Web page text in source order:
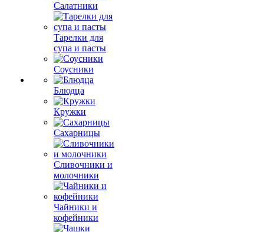
Салатники
Тарелки для
супа и пасты
Соусники
Блюдца
Кружки
Сахарницы
Сливочники и
молочники
Чайники и
кофейники